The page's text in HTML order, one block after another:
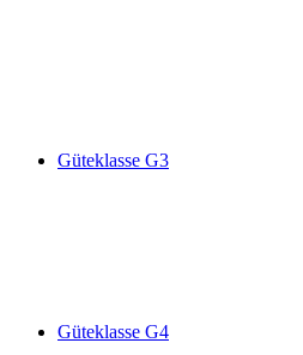
Güteklasse G3
Güteklasse G4